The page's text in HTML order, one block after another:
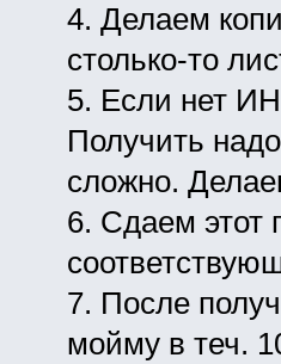
4. Делаем
столько-то
5. Если нет
Получить
сложно.
6. Сдаем этот
7. После
мойму в теч.